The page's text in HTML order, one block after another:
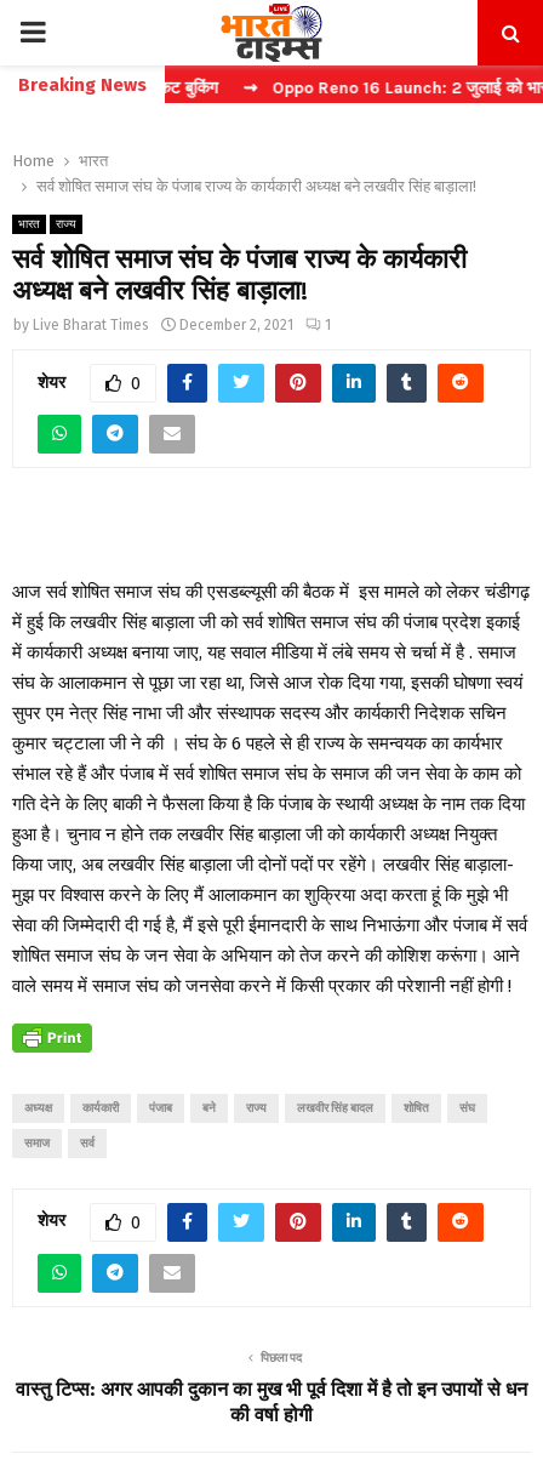
PRIMARY
MENU
Breaking News
करें फास्ट टिकट बुकिंग ⇝ Oppo Reno 16 Launch: 2 जुलाई को भारत में
Home
भारत
सर्व शोषित समाज संघ के पंजाब राज्य के कार्यकारी अध्यक्ष बने लखवीर सिंह बाड़ाला!
भारत राज्य
सर्व शोषित समाज संघ के पंजाब राज्य के कार्यकारी
अध्यक्ष बने लखवीर सिंह बाड़ाला!
by Live Bharat Times December 2, 2021 1
शेयर 0
आज सर्व शोषित समाज संघ की एसडब्ल्यूसी की बैठक में इस मामले को लेकर चंडीगढ़
में हुई कि लखवीर सिंह बाड़ाला जी को सर्व शोषित समाज संघ की पंजाब प्रदेश इकाई
में कार्यकारी अध्यक्ष बनाया जाए, यह सवाल मीडिया में लंबे समय से चर्चा में है . समाज
संघ के आलाकमान से पूछा जा रहा था, जिसे आज रोक दिया गया, इसकी घोषणा स्वयं
सुपर एम नेत्र सिंह नाभा जी और संस्थापक सदस्य और कार्यकारी निदेशक सचिन
कुमार चट्टाला जी ने की । संघ के 6 पहले से ही राज्य के समन्वयक का कार्यभार
संभाल रहे हैं और पंजाब में सर्व शोषित समाज संघ के समाज की जन सेवा के काम को
गति देने के लिए बाकी ने फैसला किया है कि पंजाब के स्थायी अध्यक्ष के नाम तक दिया
हुआ है। चुनाव न होने तक लखवीर सिंह बाड़ाला जी को कार्यकारी अध्यक्ष नियुक्त
किया जाए, अब लखवीर सिंह बाड़ाला जी दोनों पदों पर रहेंगे। लखवीर सिंह बाड़ाला-
मुझ पर विश्वास करने के लिए मैं आलाकमान का शुक्रिया अदा करता हूं कि मुझे भी
सेवा की जिम्मेदारी दी गई है, मैं इसे पूरी ईमानदारी के साथ निभाऊंगा और पंजाब में सर्व
शोषित समाज संघ के जन सेवा के अभियान को तेज करने की कोशिश करूंगा। आने
वाले समय में समाज संघ को जनसेवा करने में किसी प्रकार की परेशानी नहीं होगी !
अध्यक्ष कार्यकारी पंजाब बने राज्य लखवीर सिंह बादल शोषित संघ
समाज सर्व
शेयर 0
पिछला पद
वास्तु टिप्स: अगर आपकी दुकान का मुख भी पूर्व दिशा में है तो इन उपायों से धन
की वर्षा होगी